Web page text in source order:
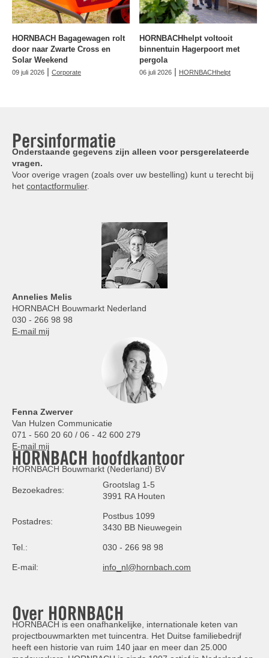
HORNBACH Bagagewagen rolt
door naar Zwarte Cross en
Solar Weekend
09 juli 2026 | Corporate
HORNBACHhelpt voltooit
binnentuin Hagerpoort met
pergola
06 juli 2026 | HORNBACHhelpt
Persinformatie
Onderstaande gegevens zijn alleen voor persgerelateerde
vragen.
Voor overige vragen (zoals over uw bestelling) kunt u terecht bij
het contactformulier.
Annelies Melis
HORNBACH Bouwmarkt Nederland
030 - 266 98 98
E-mail mij
Fenna Zwerver
Van Hulzen Communicatie
071 - 560 20 60 / 06 - 42 600 279
E-mail mij
HORNBACH hoofdkantoor
HORNBACH Bouwmarkt (Nederland) BV
Bezoekadres:
Grootslag 1-5
3991 RA Houten
Postadres:
Postbus 1099
3430 BB Nieuwegein
Tel.: 030 - 266 98 98
E-mail: info_nl@hornbach.com
Over HORNBACH
HORNBACH is een onafhankelijke, internationale keten van
projectbouwmarkten met tuincentra. Het Duitse familiebedrijf
heeft een historie van ruim 140 jaar en meer dan 25.000